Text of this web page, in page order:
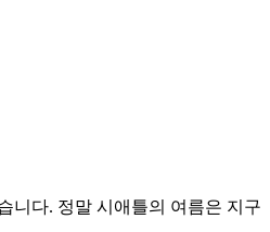
니다. 정말 시애틀의 여름은 지구